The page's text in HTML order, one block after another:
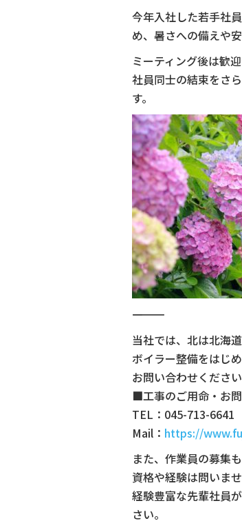
今年入社した若手社
め、暑さへの備えや
ミーティング後は歓
社員同士の結束をさ
す。
―――――――――――――
当社では、北は北海
ボイラー整備をはじ
お問い合わせください
■工事のご用命・お
TEL：045-713-6641
Mail： https://
また、作業員の募集
資格や経験は問いま
経験豊富な先輩社員
さい。